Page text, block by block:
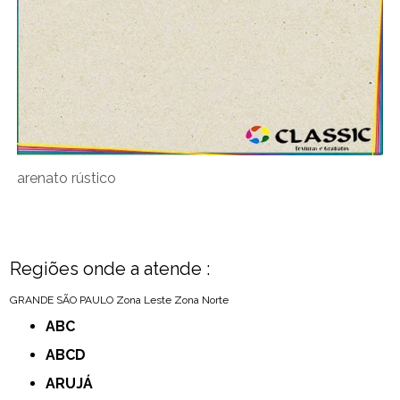
arenato rústico
Regiões onde a atende :
GRANDE SÃO PAULO Zona Leste Zona Norte
ABC
ABCD
ARUJÁ